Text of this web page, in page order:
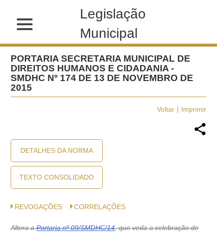
Legislação
Municipal
PORTARIA SECRETARIA MUNICIPAL DE
DIREITOS HUMANOS E CIDADANIA -
SMDHC Nº 174 DE 13 DE NOVEMBRO DE
2015
Voltar Imprimir
DETALHES DA NORMA
TEXTO CONSOLIDADO
REVOGAÇÕES CORRELAÇÕES
Altera aPortaria nº 09/SMDHC/14, que veda a celebração de